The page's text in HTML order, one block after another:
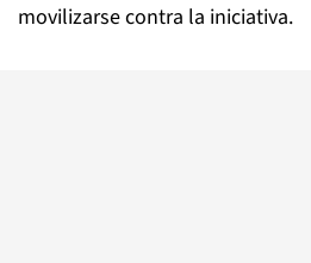
movilizarse contra la iniciativa.